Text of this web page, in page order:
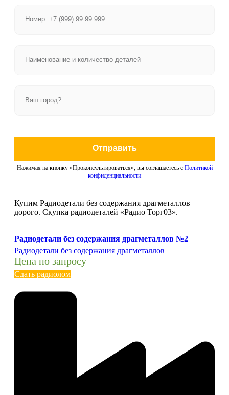
Отправить
Нажимая на кнопку «Проконсультироваться», вы соглашаетесь с Политикой
конфиденциальности
Купим Радиодетали без содержания драгметаллов
дорого. Скупка радиодеталей «Радио Торг03».
Радиодетали без содержания драгметаллов №2
Радиодетали без содержания драгметаллов
Цена по запросу
Сдать радиолом